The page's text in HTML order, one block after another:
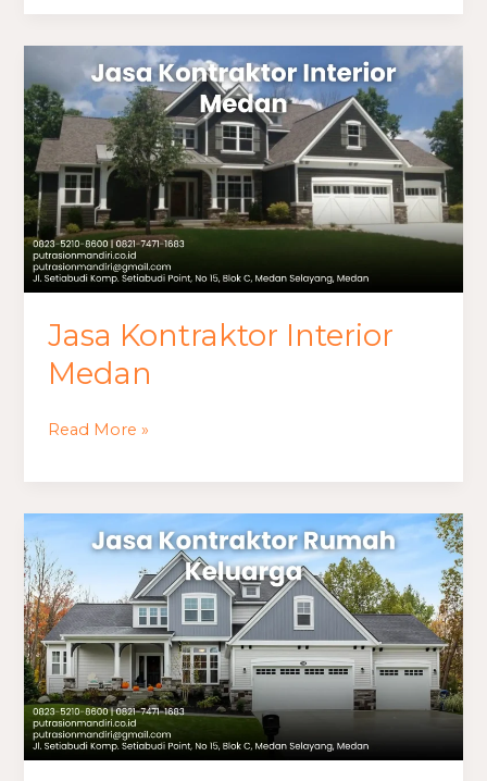
Jasa Kontraktor Interior
Medan
Kontraktor
Interior
Medan
Read More »
Kontraktor
Rumah
Keluarga